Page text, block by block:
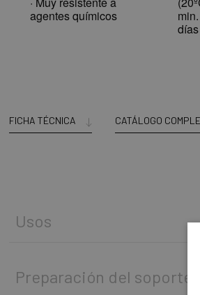
agentes químicos
días
FICHA TÉCNICA CATÁLOGO
Usos
Preparación del soporte